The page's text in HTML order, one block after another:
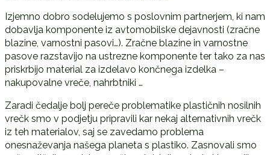
Izjemno dobro sodelujemo s poslovnim partnerjem, ki nam
dobavlja komponente iz avtomobilske dejavnosti (zračne
blazine, varnostni pasovi…). Zračne blazine in varnostne
pasove razstavijo na ustrezne komponente ter tako za nas
priskrbijo material za izdelavo končnega izdelka –
nakupovalne vreče, nahrbtniki …
Zaradi čedalje bolj pereče problematike plastičnih nosilnih
vrečk smo v podjetju pripravili kar nekaj alternativnih vrečk
iz teh materialov, saj se zavedamo problema
onesnaževanja našega planeta s plastiko. Zasnovali smo